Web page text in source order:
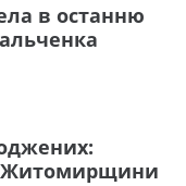
в останню
Житомирщини